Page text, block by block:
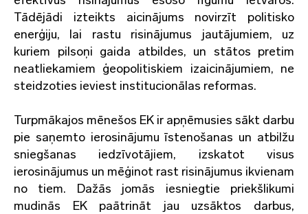
Tādējādi izteikts aicinājums novirzīt politisko
enerģiju, lai rastu risinājumus jautājumiem, uz
kuriem pilsoņi gaida atbildes, un stātos pretim
neatliekamiem ģeopolitiskiem izaicinājumiem, ne
steidzoties ieviest institucionālas reformas.
Turpmākajos mēnešos EK ir apņēmusies sākt darbu
pie saņemto ierosinājumu īstenošanas un atbilžu
sniegšanas iedzīvotājiem, izskatot visus
ierosinājumus un mēģinot rast risinājumus ikvienam
no tiem. Dažās jomās iesniegtie priekšlikumi
mudinās EK paātrināt jau uzsāktos darbus,